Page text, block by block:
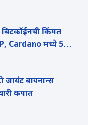
किंमत
Cardano मध्ये 5
जायंट बायनान्स
कपात